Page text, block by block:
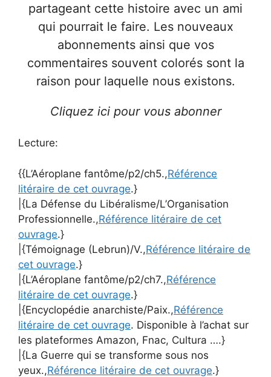
partageant cette histoire avec un ami
qui pourrait le faire. Les nouveaux
abonnements ainsi que vos
commentaires souvent colorés sont la
raison pour laquelle nous existons.
Cliquez ici pour vous abonner
Lecture:
{{L’Aéroplane fantôme/p2/ch5.,Référence
litéraire de cet ouvrage.}
|{La Défense du Libéralisme/L’Organisation
Professionnelle.,Référence litéraire de cet
ouvrage.}
|{Témoignage (Lebrun)/V.,Référence litéraire de
cet ouvrage.}
|{L’Aéroplane fantôme/p2/ch7.,Référence
litéraire de cet ouvrage.}
|{Encyclopédie anarchiste/Paix.,Référence
litéraire de cet ouvrage. Disponible à l’achat sur
les plateformes Amazon, Fnac, Cultura ….}
|{La Guerre qui se transforme sous nos
yeux.,Référence litéraire de cet ouvrage.}